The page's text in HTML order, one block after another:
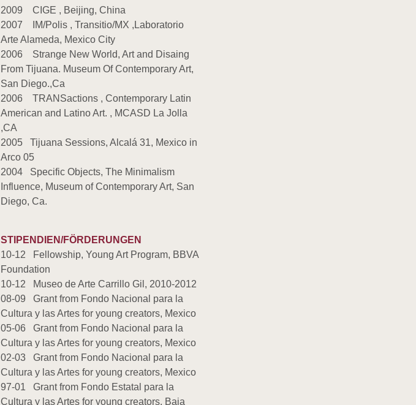
2009 CIGE , Beijing, China
2007 IM/Polis , Transitio/MX ,Laboratorio
Arte Alameda, Mexico City
2006 Strange New World, Art and Disaing
From Tijuana. Museum Of Contemporary Art,
San Diego.,Ca
2006 TRANSactions , Contemporary Latin
American and Latino Art. , MCASD La Jolla
,CA
2005 Tijuana Sessions, Alcalá 31, Mexico in
Arco 05
2004 Specific Objects, The Minimalism
Influence, Museum of Contemporary Art, San
Diego, Ca.
STIPENDIEN/FÖRDERUNGEN
10-12 Fellowship, Young Art Program, BBVA
Foundation
10-12 Museo de Arte Carrillo Gil, 2010-2012
08-09 Grant from Fondo Nacional para la
Cultura y las Artes for young creators, Mexico
05-06 Grant from Fondo Nacional para la
Cultura y las Artes for young creators, Mexico
02-03 Grant from Fondo Nacional para la
Cultura y las Artes for young creators, Mexico
97-01 Grant from Fondo Estatal para la
Cultura y las Artes for young creators, Baja